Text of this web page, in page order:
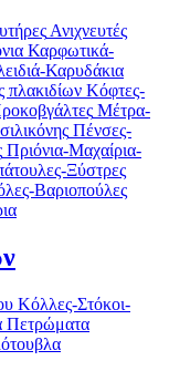
Ανιχνευτές
Καρφωτικά-
Καρυδάκια
πλακιδίων Κόφτες-
Μέτρα-
Πένσες-
Πριόνια-Μαχαίρια-
Ξύστρες
Βαριοπούλες
Κόλλες-Στόκοι-
Πετρώματα